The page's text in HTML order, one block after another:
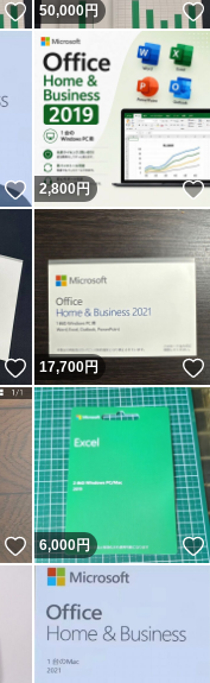
いいね！
50,000円
いいね！
2,800円
いいね！
17,700円
いいね！
6,000円